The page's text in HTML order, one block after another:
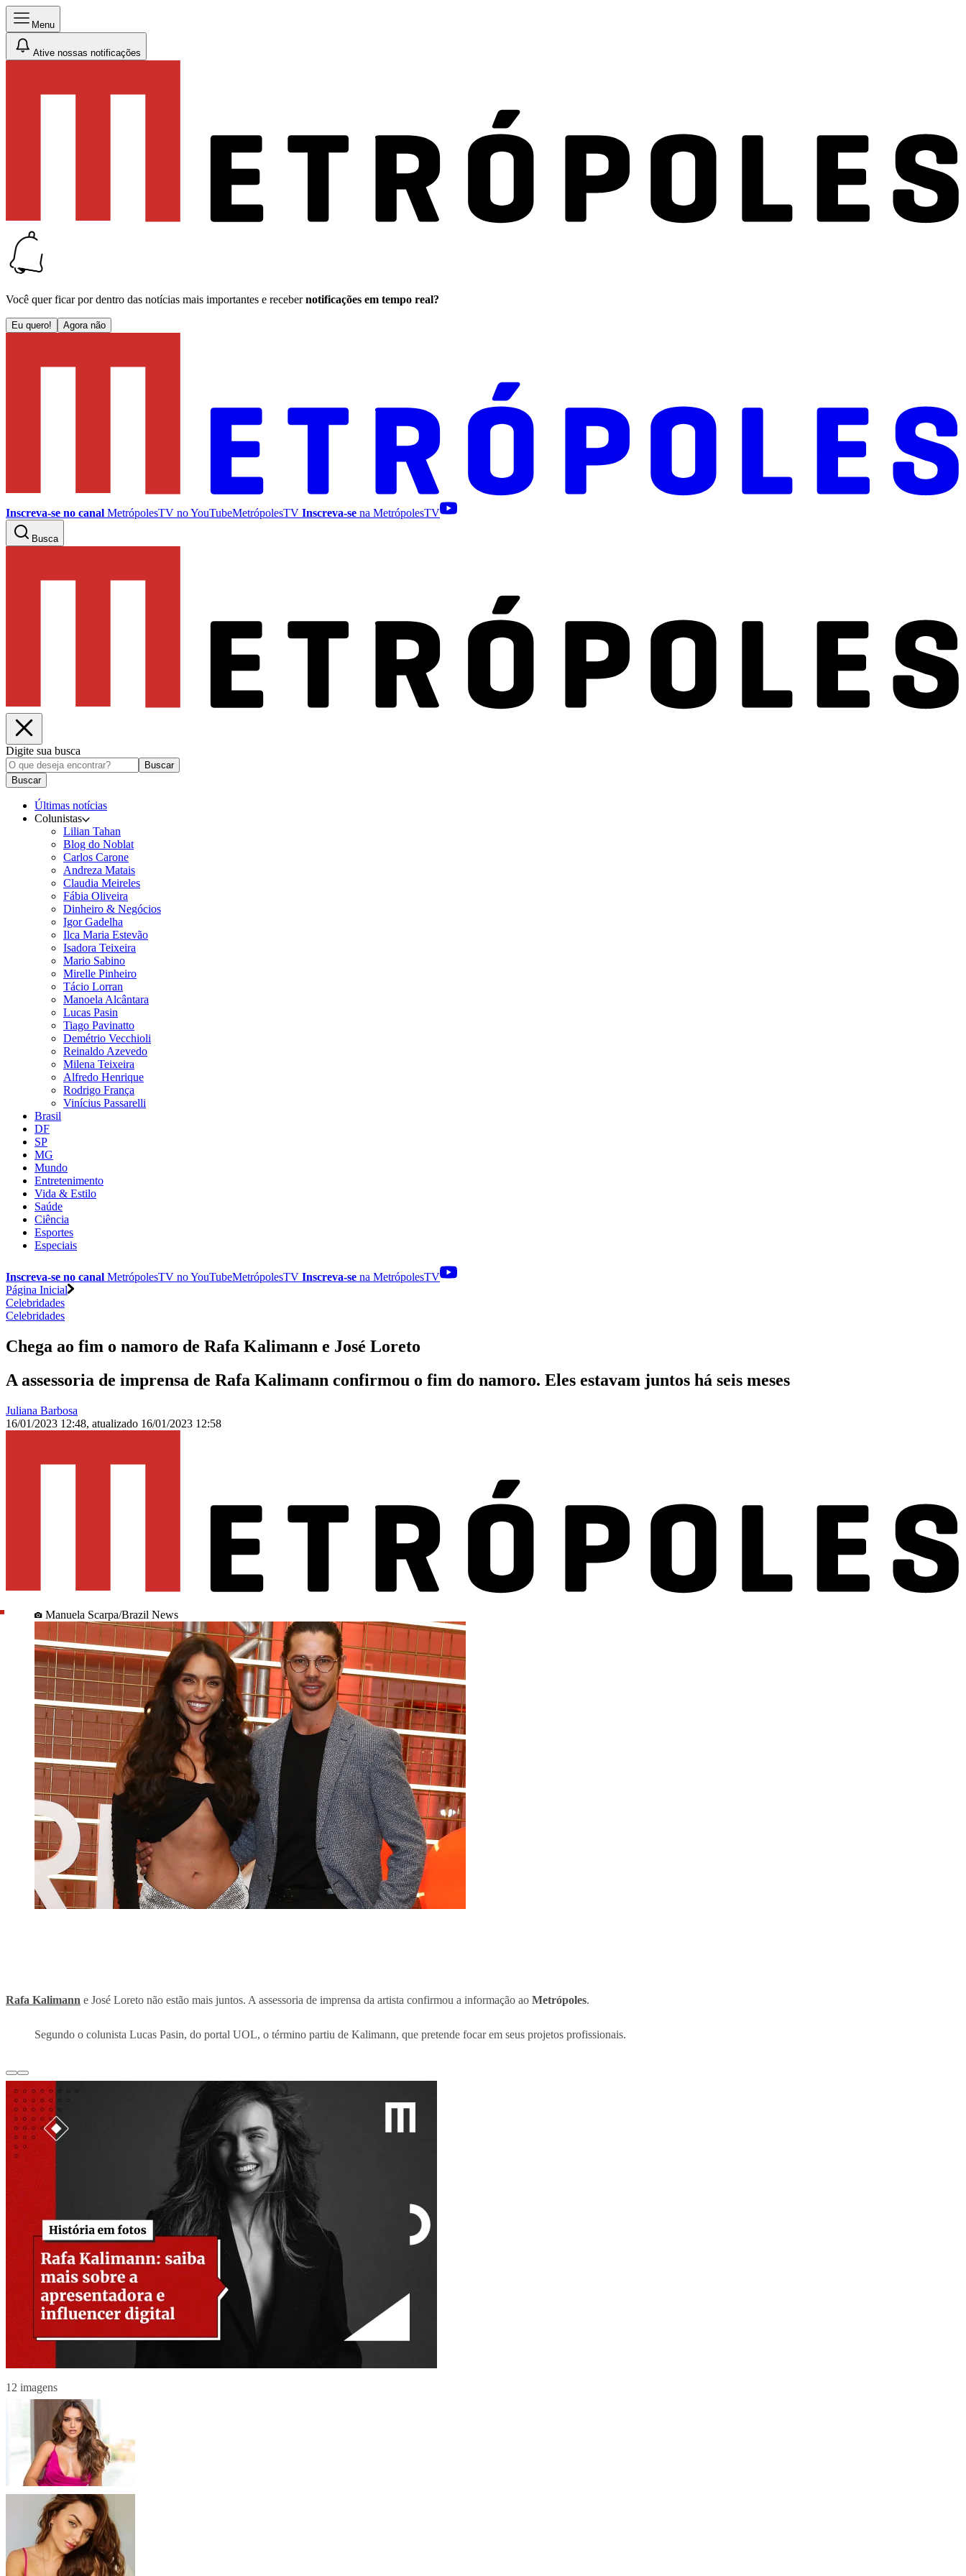
Menu
Ative nossas notificações
Você quer ficar por dentro das notícias mais importantes e receber notificações em tempo real?
Eu quero! Agora não
Inscreva-se no canal MetrópolesTV noYouTubeMetrópolesTV Inscreva-se na MetrópolesTV
Busca
Digite sua busca
Buscar
Buscar
Últimas notícias
Colunistas
Lilian Tahan
Blog do Noblat
Carlos Carone
Andreza Matais
Claudia Meireles
Fábia Oliveira
Dinheiro & Negócios
Igor Gadelha
Ilca Maria Estevão
Isadora Teixeira
Mario Sabino
Mirelle Pinheiro
Tácio Lorran
Manoela Alcântara
Lucas Pasin
Tiago Pavinatto
Demétrio Vecchioli
Reinaldo Azevedo
Milena Teixeira
Alfredo Henrique
Rodrigo França
Vinícius Passarelli
Brasil
DF
SP
MG
Mundo
Entretenimento
Vida & Estilo
Saúde
Ciência
Esportes
Especiais
Inscreva-se no canal MetrópolesTV noYouTubeMetrópolesTV Inscreva-se na MetrópolesTV
Página Inicial
Celebridades
Celebridades
Chega ao fim o namoro de Rafa Kalimann e José Loreto
A assessoria de imprensa de Rafa Kalimann confirmou o fim do namoro. Eles estavam juntos há seis meses
Juliana Barbosa
16/01/2023 12:48, atualizado 16/01/2023 12:58
Manuela Scarpa/Brazil News
Rafa Kalimann e José Loreto não estão mais juntos. A assessoria de imprensa da artista confirmou a informação ao Metrópoles.
Segundo o colunista Lucas Pasin, do portal UOL, o término partiu de Kalimann, que pretende focar em seus projetos profissionais.
12 imagens